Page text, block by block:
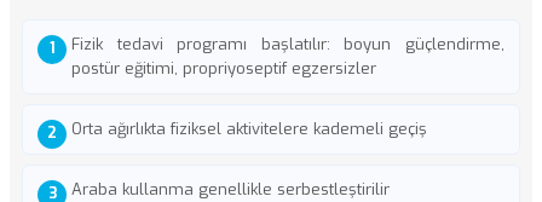
Fizik tedavi programı başlatılır: boyun güçlendirme,
postür eğitimi, propriyoseptif egzersizler
Orta ağırlıkta fiziksel aktivitelere kademeli geçiş
Araba kullanma genellikle serbestleştirilir